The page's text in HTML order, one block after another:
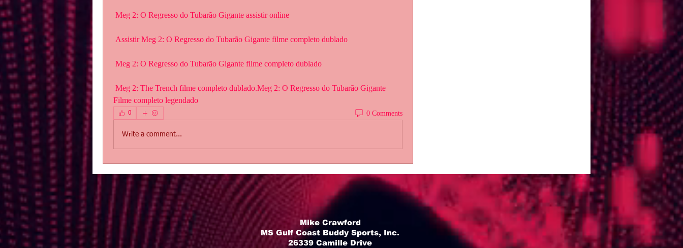
Meg 2: O Regresso do Tubarão Gigante assistir online
Assistir Meg 2: O Regresso do Tubarão Gigante filme completo dublado
Meg 2: O Regresso do Tubarão Gigante filme completo dublado
Filme completo legendado
0 0 Comments
Write a comment...
Mike Crawford
MS Gulf Coast Buddy Sports, Inc.
26339 Camille Drive